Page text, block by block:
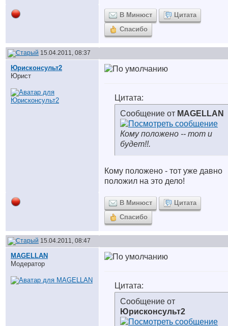
В Минюст
Цитата
Спасибо
15.04.2011, 08:37
Юрисконсульт2
Юрист
Цитата:
Сообщение от MAGELLAN
Кому положено -- тот и
будет!!.
Кому положено - тот уже давно
положил на это дело!
В Минюст
Цитата
Спасибо
15.04.2011, 08:47
MAGELLAN
Модератор
Цитата:
Сообщение от
Юрисконсульт2